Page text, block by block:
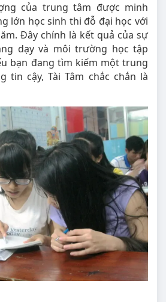
của trung tâm được minh
lớn học sinh thi đỗ đại học với
Đây chính là kết quả của sự
dạy và môi trường học tập
bạn đang tìm kiếm một trung
tin cậy, Tài Tâm chắc chắn là